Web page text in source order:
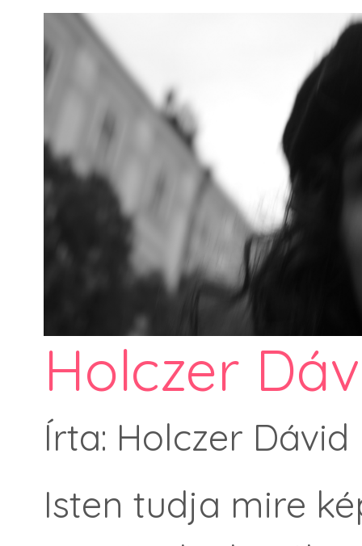
Holczer
Írta: Holczer Dávid
Isten tudja mire